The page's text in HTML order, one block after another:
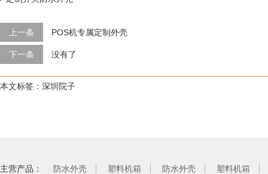
上一条 POS机专属定制外壳
下一条 没有了
本文标签：深圳院子
主营产品： 防水外壳 塑料机箱 防水外壳 塑料机箱